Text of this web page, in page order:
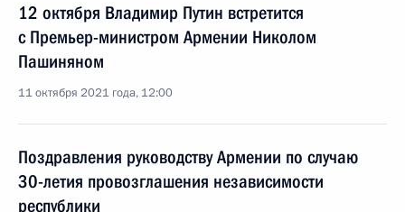
12 октября Владимир Путин встретится
с Премьер-министром Армении Николом
Пашиняном
11 октября 2021 года, 12:00
Поздравления руководству Армении по случаю
30-летия провозглашения независимости
республики